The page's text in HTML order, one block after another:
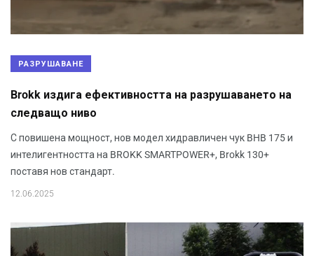
РАЗРУШАВАНЕ
Brokk издига ефективността на разрушаването на
следващо ниво
С повишена мощност, нов модел хидравличен чук BHB 175 и
интелигентността на BROKK SMARTPOWER+, Brokk 130+
поставя нов стандарт.
12.06.2025